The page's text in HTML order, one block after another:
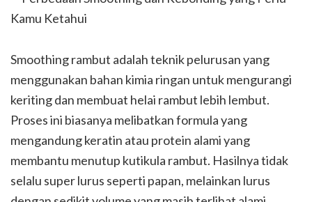
Smoothing rambut adalah teknik pelurusan yang
menggunakan bahan kimia ringan untuk mengurangi
keriting dan membuat helai rambut lebih lembut.
Proses ini biasanya melibatkan formula yang
mengandung keratin atau protein alami yang
membantu menutup kutikula rambut. Hasilnya tidak
selalu super lurus seperti papan, melainkan lurus